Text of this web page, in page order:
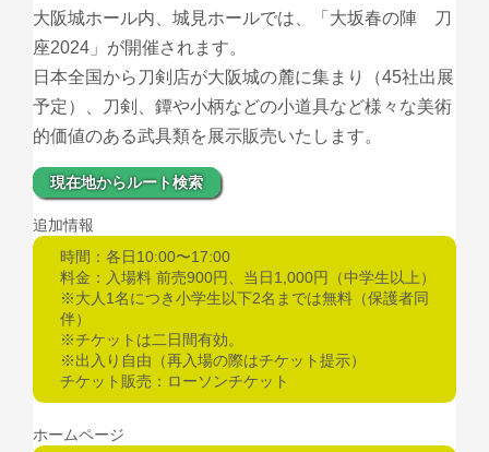
大阪城ホール内、城見ホールでは、「大坂春の陣 刀
座2024」が開催されます。
日本全国から刀剣店が大阪城の麓に集まり（45社出展
予定）、刀剣、鐔や小柄などの小道具など様々な美術
的価値のある武具類を展示販売いたします。
現在地からルート検索
追加情報
時間：各日10:00〜17:00
料金：入場料 前売900円、当日1,000円（中学生以上）
※大人1名につき小学生以下2名までは無料（保護者同
伴）
※チケットは二日間有効。
※出入り自由（再入場の際はチケット提示）
チケット販売：ローソンチケット
ホームページ